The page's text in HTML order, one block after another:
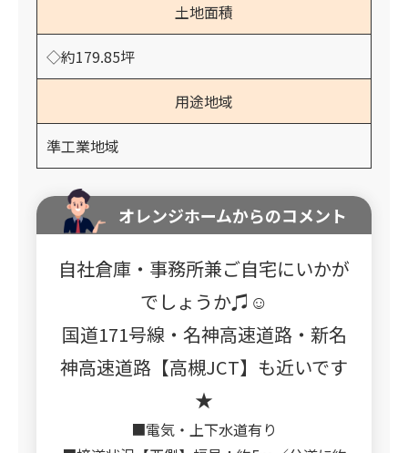
土地面積
◇約179.85坪
用途地域
準工業地域
オレンジホームからのコメント
自社倉庫・事務所兼ご自宅にいかが
でしょうか♫☺
国道171号線・名神高速道路・新名
神高速道路【高槻JCT】も近いです
★
■電気・上下水道有り